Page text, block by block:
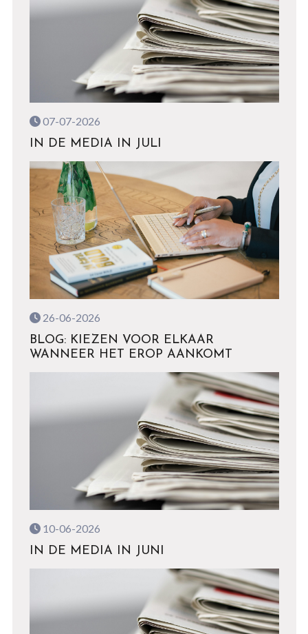
07-07-2026
IN DE MEDIA IN JULI
26-06-2026
BLOG: KIEZEN VOOR ELKAAR
WANNEER HET EROP AANKOMT
10-06-2026
IN DE MEDIA IN JUNI